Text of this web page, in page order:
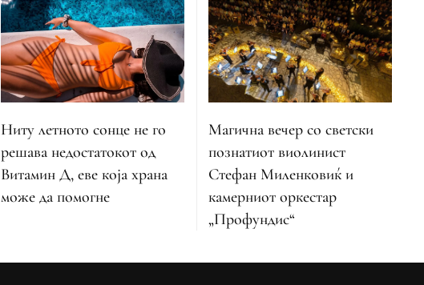
Ниту летното сонце не го
решава недостатокот од
Витамин Д, еве која храна
може да помогне
Магична вечер со светски
познатиот виолинист
Стефан Миленковиќ и
камерниот оркестар
„Профундис“